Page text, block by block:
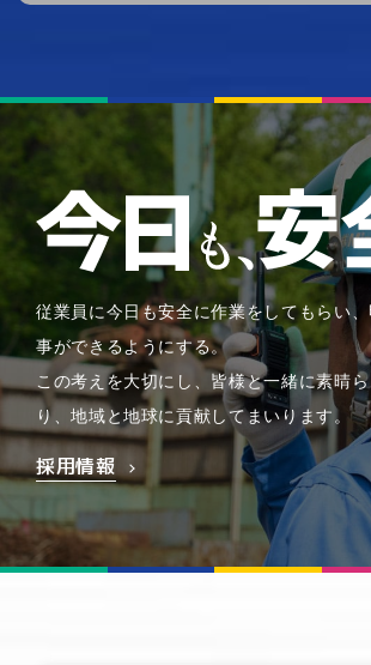
従業員に今日も安全に作業をしてもらい
事ができるようにする。
この考えを大切にし、皆様と一緒に素晴ら
り、地域と地球に貢献してまいります。
採用情報